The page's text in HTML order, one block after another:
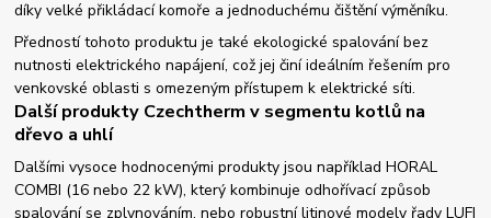
díky velké přikládací komoře a jednoduchému čištění výměníku.
Předností tohoto produktu je také ekologické spalování bez
nutnosti elektrického napájení, což jej činí ideálním řešením pro
venkovské oblasti s omezeným přístupem k elektrické síti.
Další produkty Czechtherm v segmentu kotlů na
dřevo a uhlí
Dalšími vysoce hodnocenými produkty jsou například HORAL
COMBI (16 nebo 22 kW), který kombinuje odhořívací způsob
spalování se zplynováním, nebo robustní litinové modely řady LUFI